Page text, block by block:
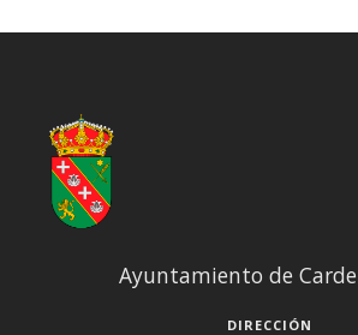
Ayuntamiento de
DIRECCIÓN